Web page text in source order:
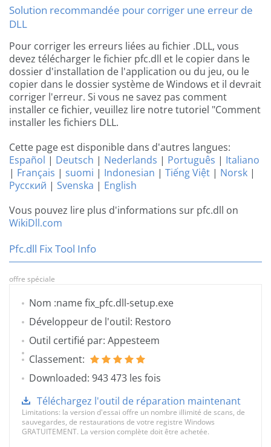
Solution recommandée pour corriger une erreur de
DLL
Pour corriger les erreurs liées au fichier .DLL, vous
devez télécharger le fichier pfc.dll et le copier dans le
dossier d'installation de l'application ou du jeu, ou le
copier dans le dossier système de Windows et il devrait
corriger l'erreur. Si vous ne savez pas comment
installer ce fichier, veuillez lire notre tutoriel "Comment
installer les fichiers DLL.
Cette page est disponible dans d'autres langues:
Español | Deutsch | Nederlands | Português | Italiano
| Français | suomi | Indonesian | Tiếng Việt | Norsk |
Русский | Svenska | English
Vous pouvez lire plus d'informations sur pfc.dll on
WikiDll.com
Pfc.dll Fix Tool Info
offre spéciale
Nom :name fix_pfc.dll-setup.exe
Développeur de l'outil: Restoro
Outil certifié par: Appesteem
Classement:
Downloaded: 943 473 les fois
Téléchargez l'outil de réparation maintenant
Limitations: la version d'essai offre un nombre illimité de scans, de
sauvegardes, de restaurations de votre registre Windows
GRATUITEMENT. La version complète doit être achetée.